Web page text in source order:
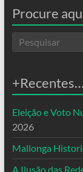
Procure
+Recentes…
Eleição e Voto
2026
Mallonga
A Ilusão das